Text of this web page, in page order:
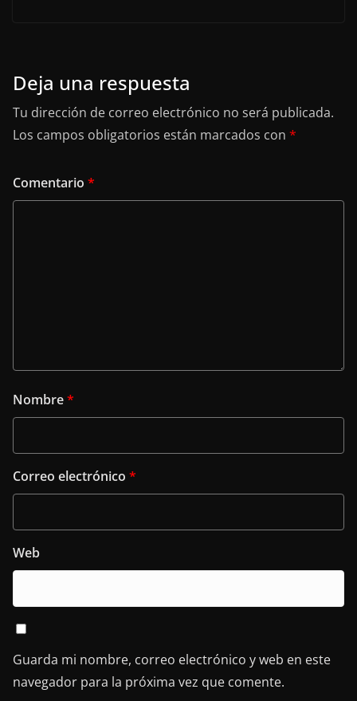
Deja una respuesta
Tu dirección de correo electrónico no será publicada.
Los campos obligatorios están marcados con *
Comentario *
Nombre*
Correo electrónico *
Web
Guarda mi nombre, correo electrónico y web en este
navegador para la próxima vez que comente.